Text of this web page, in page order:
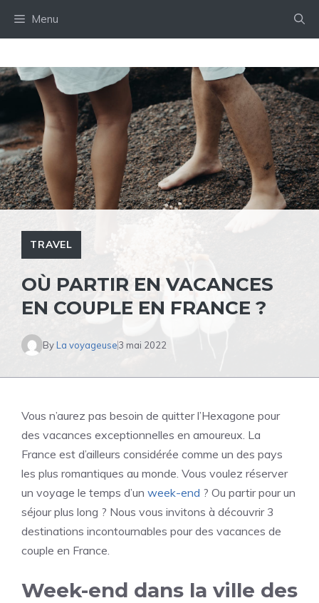
Menu
TRAVEL
OÙ PARTIR EN VACANCES
EN COUPLE EN FRANCE ?
ByLa voyageuse3 mai 2022
Vous n’aurez pas besoin de quitter l’Hexagone pour
des vacances exceptionnelles en amoureux. La
France est d’ailleurs considérée comme un des pays
les plus romantiques au monde. Vous voulez réserver
un voyage le temps d’un week-end ? Ou partir pour un
séjour plus long ? Nous vous invitons à découvrir 3
destinations incontournables pour des vacances de
couple en France.
Week-end dans la ville des